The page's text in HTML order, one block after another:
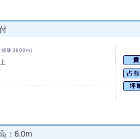
駅3900m)
上
：6.0m